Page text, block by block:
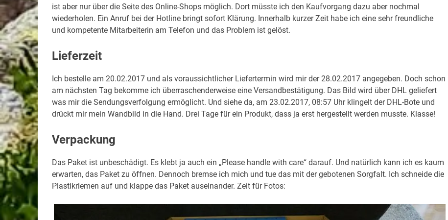
ist aber nur über die Seite des Online-Shops möglich. Dort müsste ich den Kaufvorgang dazu aber nochmal
wiederholen. Ein Anruf bei der Hotline bringt sofort Klärung. Innerhalb kurzer Zeit habe ich eine sehr freundliche
und kompetente Mitarbeiterin am Telefon und das Problem ist gelöst.
Lieferzeit
Ich bestelle am 20.02.2017 und als voraussichtlicher Liefertermin wird mir der 28.02.2017 angegeben. Doch schon
am nächsten Tag bekomme ich überraschenderweise eine Versandbestätigung. Das Bild wird über DHL geliefert
was mir die Sendungsverfolgung ermöglicht. Und siehe da, am 23.02.2017, 08:57 Uhr klingelt der DHL-Bote und
drückt mir mein Wandbild in die Hand. Drei Tage für ein Produkt, dass ja erst hergestellt werden musste. Klasse!
Verpackung
Das Paket ist unbeschädigt. Es klebt ja auch ein „Please handle with care“ darauf. Und natürlich kann ich es kaum
erwarten, das Paket zu öffnen. Dennoch bremse ich mich und tue das mit der gebotenen Sorgfalt. Ich schneide die
Plastikriemen auf und klappe das Paket auseinander. Zeit für Fotos: